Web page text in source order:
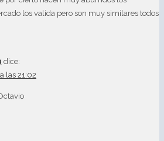
los valida pero son muy similares todos
dice:
las 21:02